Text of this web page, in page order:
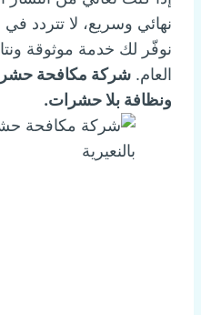
نهائي وسريع، لا تتردد
نوفّر لك خدمة موثوقة
العام. شركة مكافحة
ونظافة بلا حشرات.